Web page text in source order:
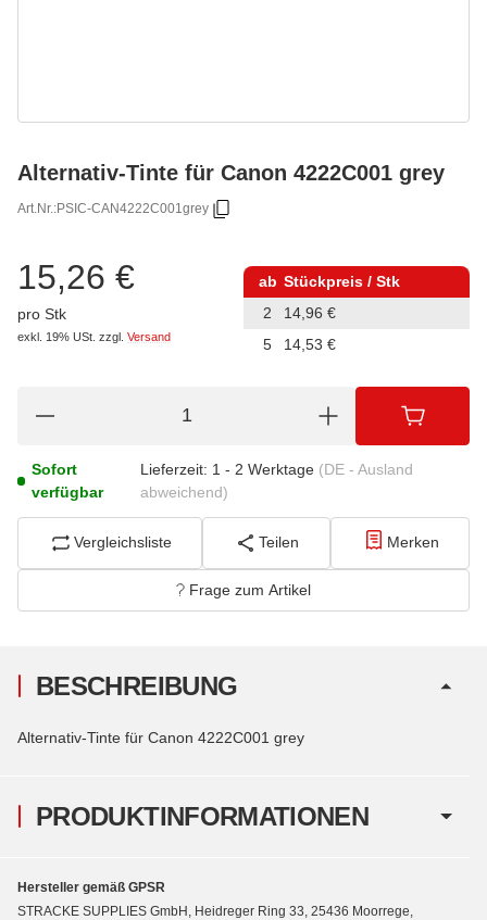
Alternativ-Tinte für Canon 4222C001 grey
Art.Nr.:PSIC-CAN4222C001grey
15,26 €
pro Stk
exkl. 19% USt. zzgl. Versand
ab Stückpreis / Stk
2
14,96 €
5
14,53 €
Sofort
verfügbar
Lieferzeit: 1 - 2 Werktage (DE - Ausland
abweichend)
Vergleichsliste Teilen Merken
Frage zum Artikel
PRODUKTINFORMATIONEN
BESCHREIBUNG
Alternativ-Tinte für Canon 4222C001 grey
Hersteller gemäß GPSR
STRACKE SUPPLIES GmbH, Heidreger Ring 33, 25436 Moorrege,